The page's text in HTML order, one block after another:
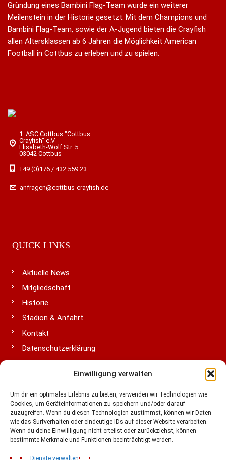
Einwilligung verwalten
Um dir ein optimales Erlebnis zu bieten, verwenden wir Technologien wie
Cookies, um Geräteinformationen zu speichern und/oder darauf
zuzugreifen. Wenn du diesen Technologien zustimmst, können wir Daten
wie das Surfverhalten oder eindeutige IDs auf dieser Website verarbeiten.
Wenn du deine Einwillligung nicht erteilst oder zurückziehst, können
bestimmte Merkmale und Funktionen beeinträchtigt werden.
Dienste verwalten
Gründung eines Bambini Flag-Team wurde ein weiterer
Meilenstein in der Historie gesetzt. Mit dem Champions und
Bambini Flag-Team, sowie der A-Jugend bieten die Crayfish
allen Altersklassen ab 6 Jahren die Möglichkeit American
Football in Cottbus zu erleben und zu spielen.
1. ASC Cottbus "Cottbus
Crayfish" e.V
Elisabeth-Wolf Str. 5
03042 Cottbus
+49 (0)176 / 432 559 23
anfragen@cottbus-crayfish.de
QUICK LINKS
Aktuelle News
Mitgliedschaft
Historie
Stadion & Anfahrt
Kontakt
Datenschutzerklärung
Impressum
Cookie-Richtlinie (EU)
LIGA & VERBÄNDE